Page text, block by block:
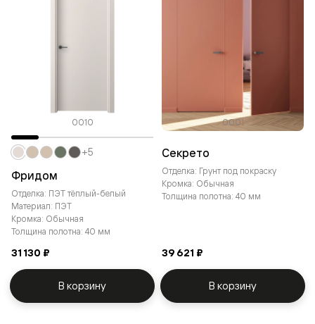
0010
Фридом
Отделка: ПЭТ тёплый-белый
Материал: ПЭТ
Кромка: Обычная
Толщина полотна: 40 мм
31 130 ₽
+5
В корзину
0001
Секрето
Отделка: Грунт под покраску
Кромка: Обычная
Толщина полотна: 40 мм
39 621 ₽
В корзину